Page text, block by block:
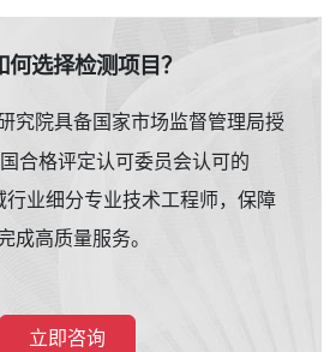
何选择检测项目？
究院具备国家市场监督管理局授
合格评定认可委员会认可的
行业细分专业技术工程师，保障
成高质量服务。
立即咨询